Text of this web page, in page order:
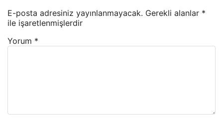
E-posta adresiniz yayınlanmayacak. Gerekli alanlar *
ile işaretlenmişlerdir
Yorum *